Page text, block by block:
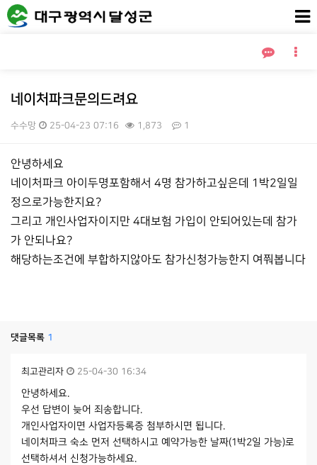
네이처파크문의드려요
수수망 25-04-23 07:16 1,873 1
본문
안녕하세요
네이처파크 아이두명포함해서 4명 참가하고싶은데 1박2일일
정으로가능한지요?
그리고 개인사업자이지만 4대보험 가입이 안되어있는데 참가
가 안되나요?
해당하는조건에 부합하지않아도 참가신청가능한지 여쭤봅니다
댓글목록 1
최고관리자 25-04-30 16:34
안녕하세요.
우선 답변이 늦어 죄송합니다.
개인사업자이면 사업자등록증 첨부하시면 됩니다.
네이처파크 숙소 먼저 선택하시고 예약가능한 날짜(1박2일 가능)로
선택하셔서 신청가능하세요.